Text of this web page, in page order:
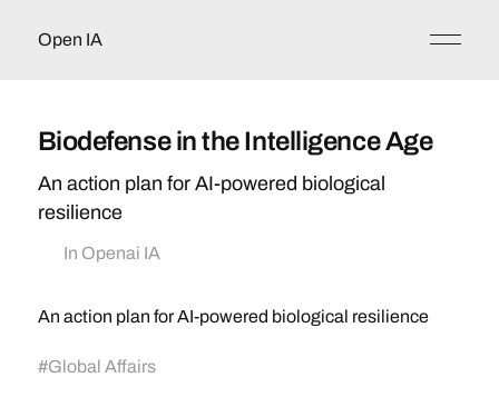
Open IA
Biodefense in the Intelligence Age
An action plan for AI-powered biological
resilience
In Openai IA
An action plan for AI-powered biological resilience
#Global Affairs